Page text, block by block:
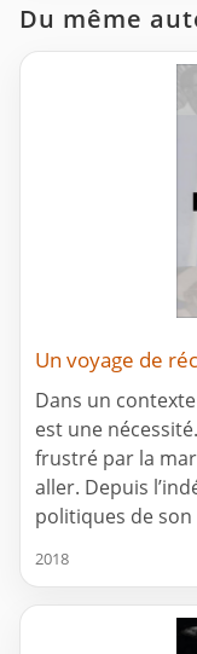
Du même
Un voyage de
Dans un
est une
frustré par la
aller. Depuis
politiques de son
2018